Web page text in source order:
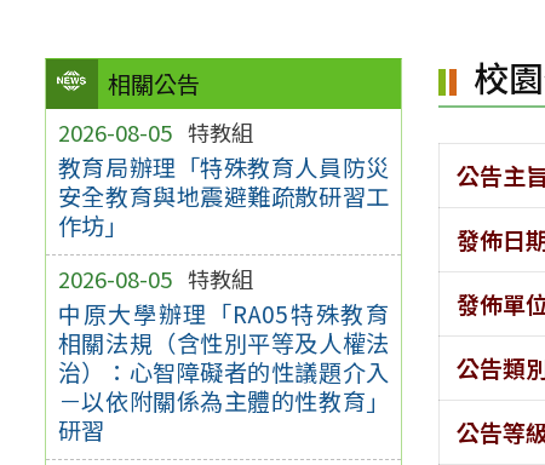
相關公告
2026-08-05 特教組
教育局辦理「特殊教育人員防災
安全教育與地震避難疏散研習工
作坊」
2026-08-05 特教組
中原大學辦理「RA05特殊教育
相關法規（含性別平等及人權法
治）：心智障礙者的性議題介入
－以依附關係為主體的性教育」
研習
校
公告主旨
發佈日
發佈單
公告類
公告等